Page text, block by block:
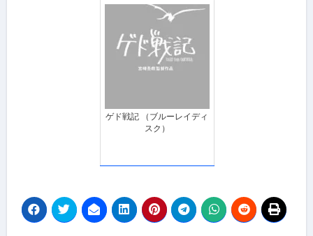
ゲド戦記 （ブルーレイディ
スク）